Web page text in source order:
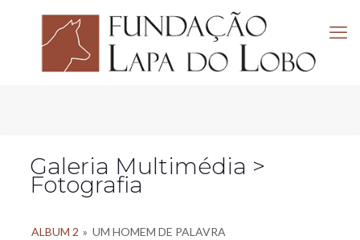
Galeria Multimédia >
Fotografia
ALBUM 2 » UM HOMEM DE PALAVRA